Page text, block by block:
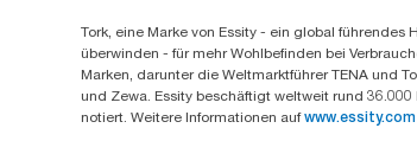
Tork, eine Marke von Essity - ein global
überwinden - für mehr Wohlbefinden bei
Marken, darunter die Weltmarktführer TENA und
und Zewa. Essity beschäftigt weltweit rund
notiert. Weitere Informationen auf www.essity.com